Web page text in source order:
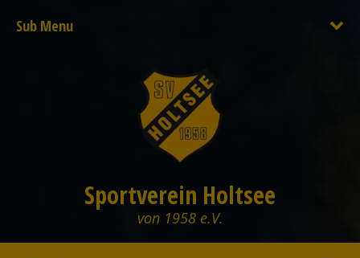
Sub Menu
Sportverein Holtsee
von 1958 e.V.